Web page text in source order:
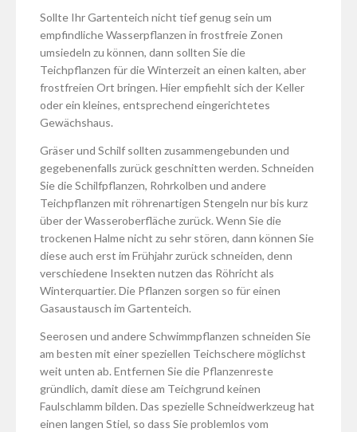
Sollte Ihr Gartenteich nicht tief genug sein um
empfindliche Wasserpflanzen in frostfreie Zonen
umsiedeln zu können, dann sollten Sie die
Teichpflanzen für die Winterzeit an einen kalten, aber
frostfreien Ort bringen. Hier empfiehlt sich der Keller
oder ein kleines, entsprechend eingerichtetes
Gewächshaus.
Gräser und Schilf sollten zusammengebunden und
gegebenenfalls zurück geschnitten werden. Schneiden
Sie die Schilfpflanzen, Rohrkolben und andere
Teichpflanzen mit röhrenartigen Stengeln nur bis kurz
über der Wasseroberfläche zurück. Wenn Sie die
trockenen Halme nicht zu sehr stören, dann können Sie
diese auch erst im Frühjahr zurück schneiden, denn
verschiedene Insekten nutzen das Röhricht als
Winterquartier. Die Pflanzen sorgen so für einen
Gasaustausch im Gartenteich.
Seerosen und andere Schwimmpflanzen schneiden Sie
am besten mit einer speziellen Teichschere möglichst
weit unten ab. Entfernen Sie die Pflanzenreste
gründlich, damit diese am Teichgrund keinen
Faulschlamm bilden. Das spezielle Schneidwerkzeug hat
einen langen Stiel, so dass Sie problemlos vom